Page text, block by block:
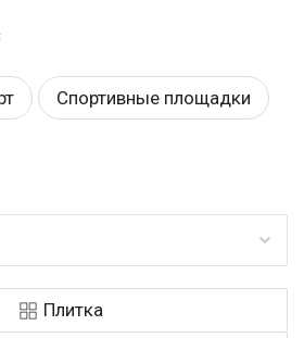
Спортивные площадки
садик Школа
У леса Эконом
У воды
Плитка